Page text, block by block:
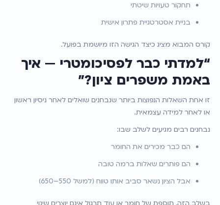
תחקור טעויות שיטתי
בניית אסטרטגיית פתרון אישית
קורס המבוא מציג כיצד הגישה הזו מיושמת בפועל.
“למדתי כבר לפסיכומטרי — איך
באמת משפרים ציון?”
זו אחת השאלות הנפוצות ביותר שנבחנים שואלים לאחר ניסיון ראשון
או לאחר למידה עצמאית.
נבחנים רבים מגיעים לשלב שבו:
הם כבר מכירים את החומר
הם פותרים שאלות ברמה טובה
אבל הציון נשאר סביב אותו טווח (למשל 550–650)